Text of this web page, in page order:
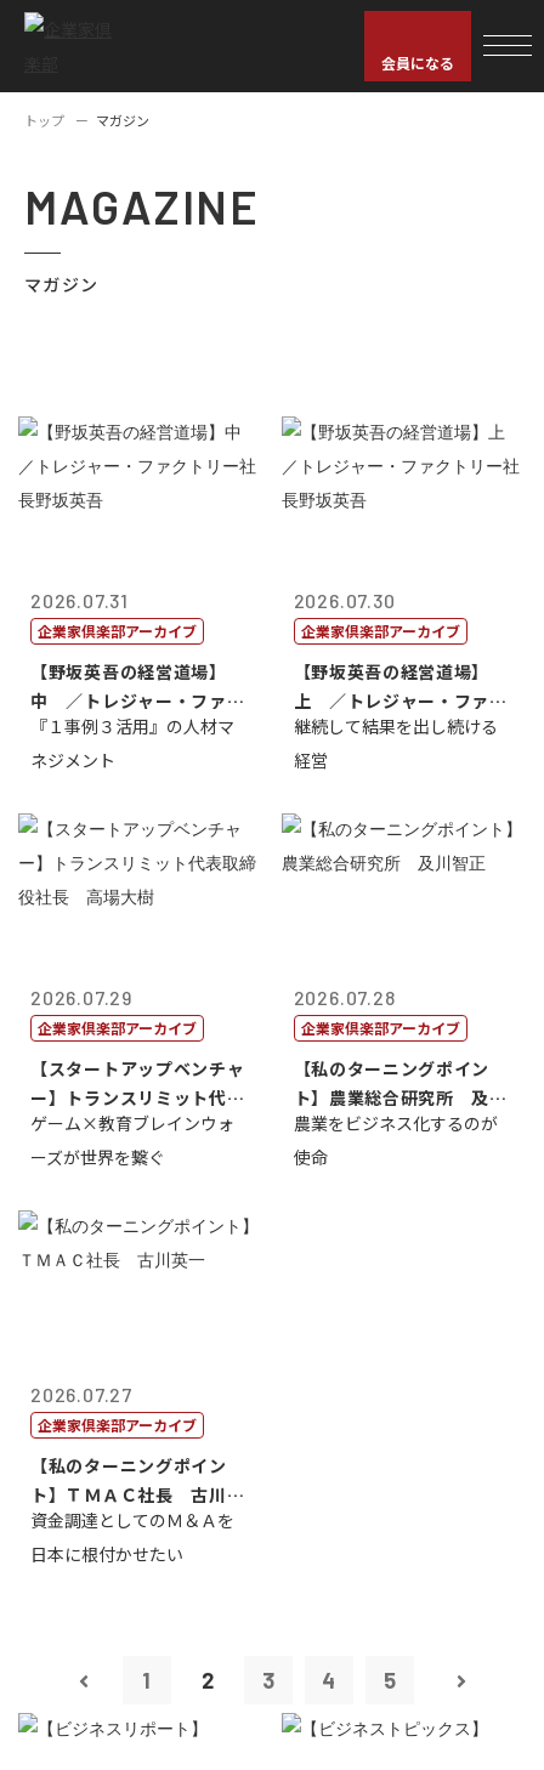
会員になる
トップ マガジン
MAGAZINE
マガジン
2026.07.31
企業家倶楽部アーカイブ
【野坂英吾の経営道場】
中 ／トレジャー・ファク
トリー社長野坂...
『１事例３活用』の人材マ
ネジメント
2026.07.30
企業家倶楽部アーカイブ
【野坂英吾の経営道場】
上 ／トレジャー・ファク
トリー社長野坂...
継続して結果を出し続ける
経営
2026.07.29
企業家倶楽部アーカイブ
【スタートアップベンチャ
ー】トランスリミット代表
取締役社長 ...
ゲーム×教育ブレインウォ
ーズが世界を繋ぐ
2026.07.28
企業家倶楽部アーカイブ
【私のターニングポイン
ト】農業総合研究所 及川
智正
農業をビジネス化するのが
使命
2026.07.27
企業家倶楽部アーカイブ
【私のターニングポイン
ト】ＴＭＡＣ社長 古川英
一
資金調達としてのＭ＆Ａを
日本に根付かせたい
1 2 3 4 5